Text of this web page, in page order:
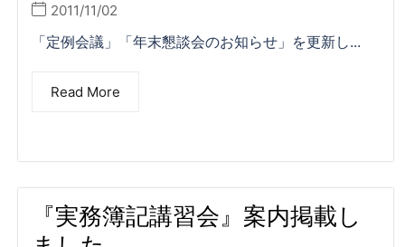
2011/11/02
「定例会議」「年末懇談会のお知らせ」を更新し...
Read More
『実務簿記講習会』案内掲載し